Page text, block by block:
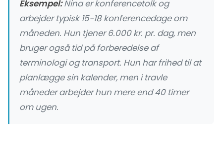
Eksempel:Nina er konferencetolk og
arbejder typisk 15-18 konferencedage om
måneden. Hun tjener 6.000 kr. pr. dag, men
bruger også tid på forberedelse af
terminologi og transport. Hun har frihed til at
planlægge sin kalender, men i travle
måneder arbejder hun mere end 40 timer
om ugen.